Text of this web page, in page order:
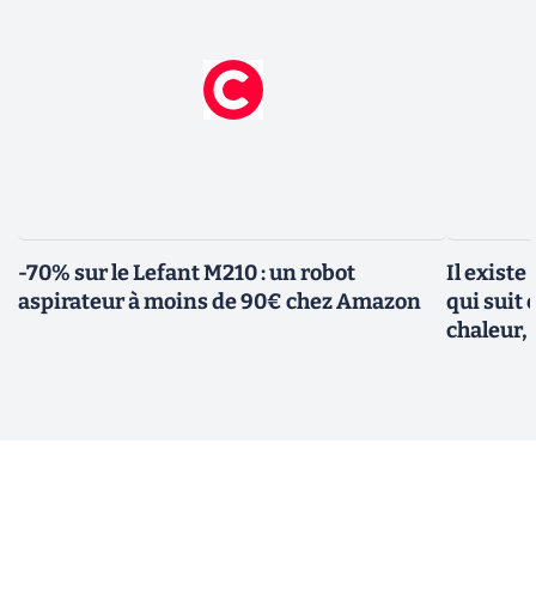
-70% sur le Lefant M210 : un robot
aspirateur à moins de 90€ chez Amazon
Il existe
qui suit
chaleur,